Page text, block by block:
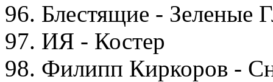
96. Блестящие - Зеленые
97. ИЯ - Костер
98. Филипп Киркоров -